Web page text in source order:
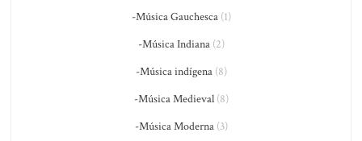
-Música Gauchesca(1)
-Música Indiana(2)
-Música indígena(8)
-Música Medieval(8)
-Música Moderna(3)